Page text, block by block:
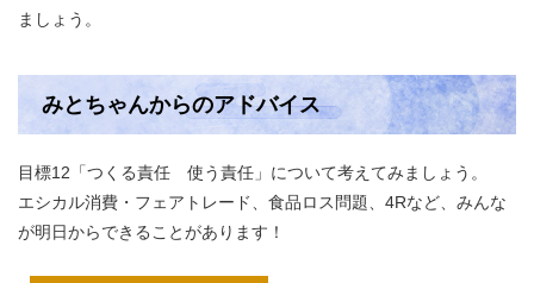
ましょう。
みとちゃんからのアドバイス
目標12「つくる責任 使う責任」について考えてみましょう。
エシカル消費・フェアトレード、食品ロス問題、4Rなど、みんな
が明日からできることがあります！